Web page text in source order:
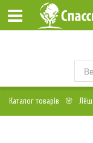
Каталог товарів